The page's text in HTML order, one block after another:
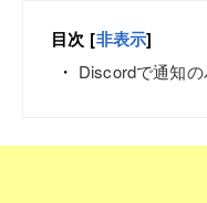
目次 [非表示]
Discordで通知